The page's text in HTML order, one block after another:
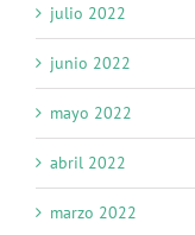
julio 2022
junio 2022
mayo 2022
abril 2022
marzo 2022